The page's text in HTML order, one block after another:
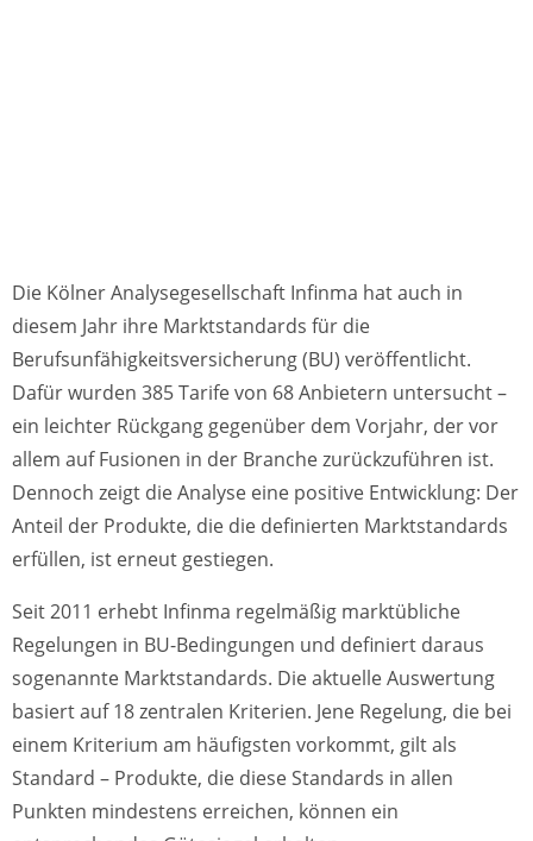
Die Kölner Analysegesellschaft Infinma hat auch in
diesem Jahr ihre Marktstandards für die
Berufsunfähigkeitsversicherung (BU) veröffentlicht.
Dafür wurden 385 Tarife von 68 Anbietern untersucht –
ein leichter Rückgang gegenüber dem Vorjahr, der vor
allem auf Fusionen in der Branche zurückzuführen ist.
Dennoch zeigt die Analyse eine positive Entwicklung: Der
Anteil der Produkte, die die definierten Marktstandards
erfüllen, ist erneut gestiegen.
Seit 2011 erhebt Infinma regelmäßig marktübliche
Regelungen in BU-Bedingungen und definiert daraus
sogenannte Marktstandards. Die aktuelle Auswertung
basiert auf 18 zentralen Kriterien. Jene Regelung, die bei
einem Kriterium am häufigsten vorkommt, gilt als
Standard – Produkte, die diese Standards in allen
Punkten mindestens erreichen, können ein